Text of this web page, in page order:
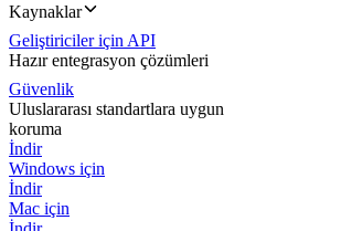
Kaynaklar
Geliştiriciler için API
Hazır entegrasyon çözümleri
Güvenlik
Uluslararası standartlara uygun
koruma
İndir
Windows için
İndir
Mac için